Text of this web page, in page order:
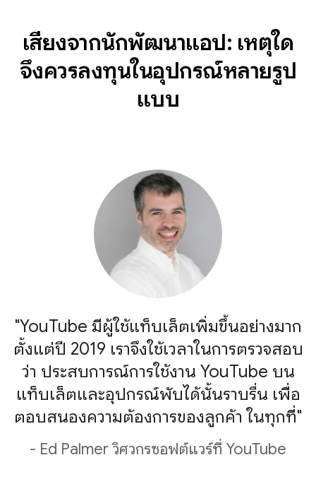
เสียงจากนักพัฒนาแอป: เหตุใด
จึงควรลงทุนในอุปกรณ์หลายรูป
แบบ
"YouTube มีผู้ใช้แท็บเล็ตเพิ่มขึ้นอย่างมาก
ตั้งแต่ปี 2019 เราจึงใช้เวลาในการตรวจสอบ
ว่า ประสบการณ์การใช้งาน YouTube บน
แท็บเล็ตและอุปกรณ์พับได้นั้นราบรื่น เพื่อ
ตอบสนองความต้องการของลูกค้า ในทุกที่"
- Ed Palmer วิศวกรซอฟต์แวร์ที่ YouTube